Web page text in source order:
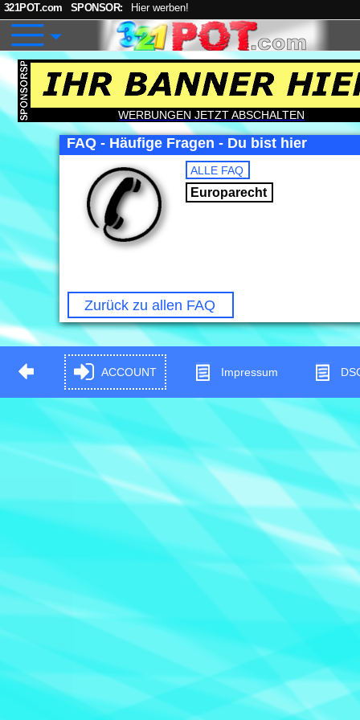
321POT.com SPONSOR: Hier werben!
WERBUNGEN JETZT ABSCHALTEN
FAQ - Häufige Fragen - Du bist hier
ALLE FAQ
Europarecht
Zurück zu allen FAQ
ACCOUNT Impressum